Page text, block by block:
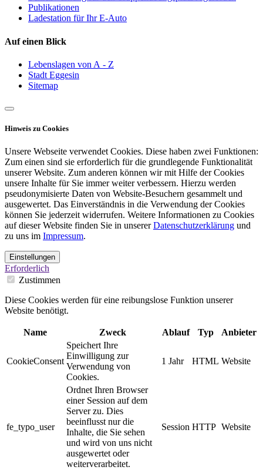
Publikationen
Ladestation für Ihr E-Auto
Auf einen Blick
Lebenslagen von A - Z
Stadt Eggesin
Sitemap
Hinweis zu Cookies
Unsere Webseite verwendet Cookies. Diese haben zwei Funktionen:
Zum einen sind sie erforderlich für die grundlegende Funktionalität
unserer Website. Zum anderen können wir mit Hilfe der Cookies
unsere Inhalte für Sie immer weiter verbessern. Hierzu werden
pseudonymisierte Daten von Website-Besuchern gesammelt und
ausgewertet. Das Einverständnis in die Verwendung der Cookies
können Sie jederzeit widerrufen. Weitere Informationen zu Cookies
auf dieser Website finden Sie in unsererDatenschutzerklärung und
zu uns im Impressum.
Einstellungen
Erforderlich
Zustimmen
Diese Cookies werden für eine reibungslose Funktion unserer
Website benötigt.
Name Zweck Ablauf Typ Anbieter
CookieConsent
Speichert Ihre
Einwilligung zur
Verwendung von
Cookies.
1 Jahr HTML Website
fe_typo_user
Ordnet Ihren Browser
einer Session auf dem
Server zu. Dies
beeinflusst nur die
Inhalte, die Sie sehen
und wird von uns nicht
ausgewertet oder
weiterverarbeitet.
Session HTTP Website